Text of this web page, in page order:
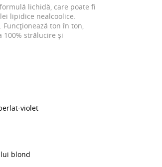
lichidă, care poate fi
lipidice nealcoolice.
ton în ton,
strălucire și
violet
blond